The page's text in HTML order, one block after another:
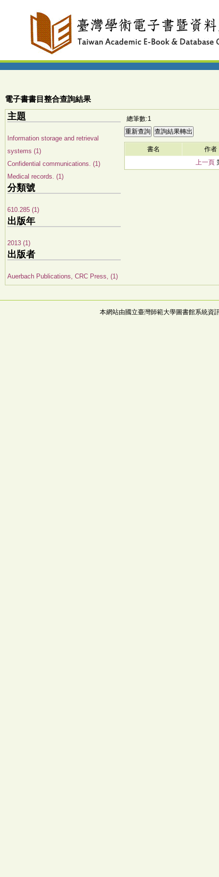
電子書書目整合查詢結果
主題
Information storage and retrieval
systems (1)
Confidential communications. (1)
Medical records. (1)
分類號
610.285 (1)
出版年
2013 (1)
出版者
Auerbach Publications, CRC Press, (1)
總筆數:1
書名
作者
上一頁
本網站由國立臺灣師範大學圖書館系統資